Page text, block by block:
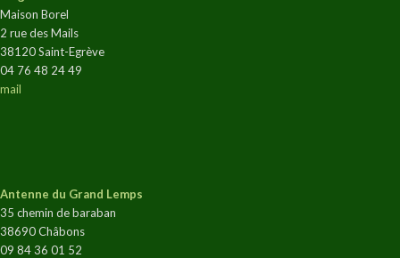
Maison Borel
2 rue des Mails
38120 Saint-Egrève
04 76 48 24 49
mail
Antenne du Grand Lemps
35 chemin de baraban
38690 Châbons
09 84 36 01 52